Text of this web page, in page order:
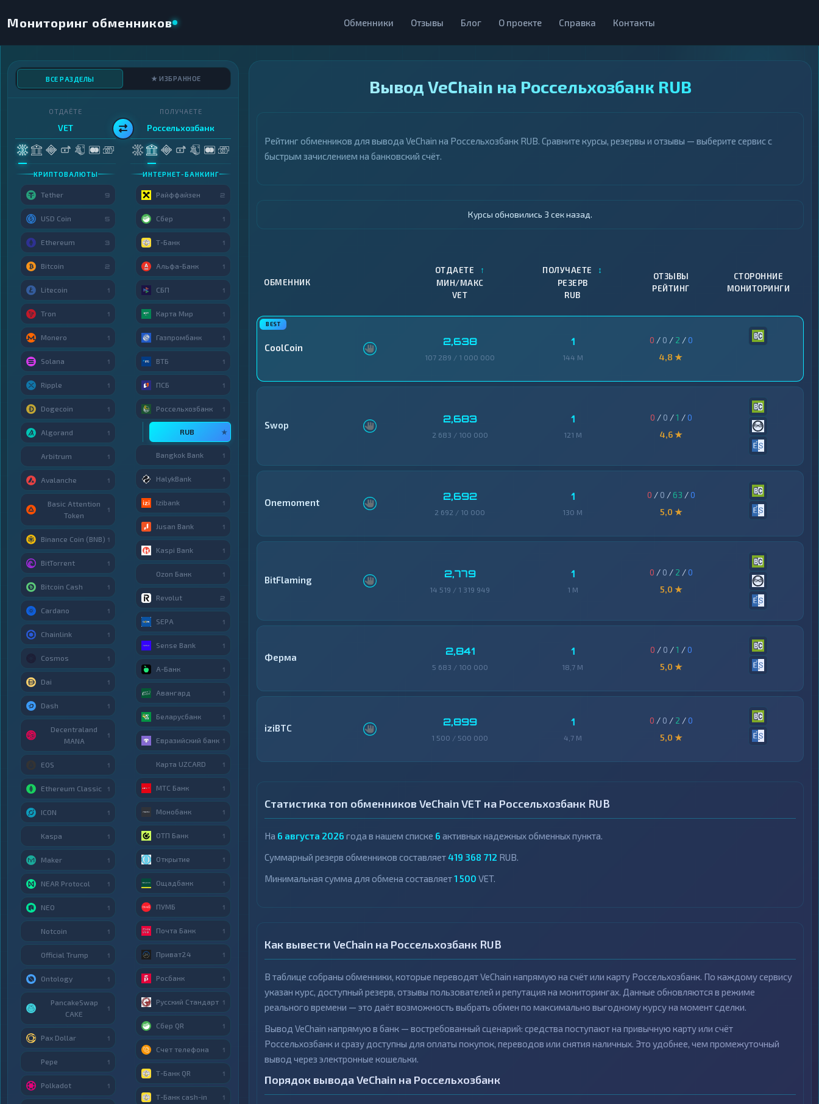
Мониторинг обменников Обменники Отзывы Блог О проекте Справка Контакты
Вывод VeChain на Россельхозбанк RUB
Рейтинг обменников для вывода VeChain на Россельхозбанк RUB. Сравните курсы, резервы и отзывы — выберите сервис с
быстрым зачислением на банковский счёт.
Курсы обновились 4 сек назад.
ОБМЕННИК
ОТДАЕТЕ ↑
МИН/МАКС
VET
ПОЛУЧАЕТЕ ↕
РЕЗЕРВ
RUB
ОТЗЫВЫ
РЕЙТИНГ
СТОРОННИЕ
МОНИТОРИНГИ
CoolCoin 2,638
107 289 / 1 000 000
1
144 M
0 / 0 / 2 /0
4,8 ★
Swop 2,683
2 683 / 100 000
1
121 M
0 / 0 /1 /0
4,6 ★
Onemoment 2,692
2 692 / 10 000
1
130 M
0 / 0 / 63 /0
5,0 ★
BitFlaming 2,779
14 519 / 1 319 949
1
1 M
0 / 0 / 2 /0
5,0 ★
Ферма 2,841
5 683 / 100 000
1
18,7 M
0 / 0 /1 /0
5,0 ★
iziBTC 2,899
1 500 / 500 000
1
4,7 M
0 / 0 / 2 /0
5,0 ★
Статистика топ обменников VeChain VET на Россельхозбанк RUB
На 6 августа 2026 года в нашем списке 6 активных надежных обменных пункта.
Суммарный резерв обменников составляет419 368 712 RUB.
Минимальная сумма для обмена составляет1 500 VET.
Как вывести VeChain на Россельхозбанк RUB
В таблице собраны обменники, которые переводят VeChain напрямую на счёт или карту Россельхозбанк. По каждому сервису
указан курс, доступный резерв, отзывы пользователей и репутация на мониторингах. Данные обновляются в режиме
реального времени — это даёт возможность выбрать обмен по максимально выгодному курсу на момент сделки.
Вывод VeChain напрямую в банк — востребованный сценарий: средства поступают на привычную карту или счёт
Россельхозбанк и сразу доступны для оплаты покупок, переводов или снятия наличных. Это удобнее, чем промежуточный
вывод через электронные кошельки.
Порядок вывода VeChain на Россельхозбанк
ВСЕ РАЗДЕЛЫ ★ ИЗБРАННОЕ
ОТДАЁТЕ
VET
КРИПТОВАЛЮТЫ
Tether 9
USD Coin 5
Ethereum 3
Bitcoin 2
Litecoin 1
Tron 1
Monero 1
Solana 1
Ripple 1
Dogecoin 1
Algorand 1
Arbitrum 1
Avalanche 1
Basic Attention
Token
1
Binance Coin (BNB) 1
BitTorrent 1
Bitcoin Cash 1
Cardano 1
Chainlink 1
Cosmos 1
Dai 1
Dash 1
Decentraland
MANA
1
EOS 1
Ethereum Classic 1
ICON 1
Kaspa 1
Maker 1
NEAR Protocol 1
NEO 1
Notcoin 1
Official Trump 1
Ontology 1
PancakeSwap
CAKE
1
Pax Dollar 1
Pepe 1
Polkadot 1
ПОЛУЧАЕТЕ
Россельхозбанк
ИНТЕРНЕТ-БАНКИНГ
Райффайзен 2
Сбер 1
Т-Банк 1
Альфа-Банк 1
СБП 1
Карта Мир 1
Газпромбанк 1
ВТБ 1
ПСБ 1
Россельхозбанк 1
RUB ★
Bangkok Bank 1
HalykBank 1
Izibank 1
Jusan Bank 1
Kaspi Bank 1
Ozon Банк 1
Revolut 2
SEPA 1
Sense Bank 1
А-Банк 1
Авангард 1
Беларусбанк 1
Евразийский банк 1
Карта UZCARD 1
МТС Банк 1
Монобанк 1
ОТП Банк 1
Открытие 1
Ощадбанк 1
ПУМБ 1
Почта Банк 1
Приват24 1
Росбанк 1
Русский Стандарт 1
Сбер QR 1
Счет телефона 1
Т-Банк QR 1
Т-Банк cash-in 1